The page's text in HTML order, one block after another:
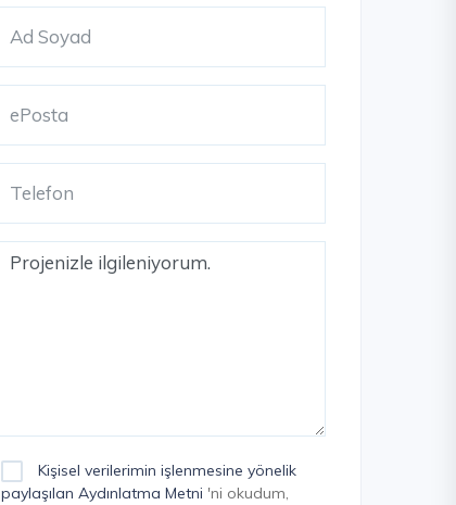
Kişisel verilerimin işlenmesine yönelik
paylaşılan Aydınlatma Metni 'ni okudum,